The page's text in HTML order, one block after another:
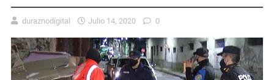
duraznodigital Julio 14, 2020 0